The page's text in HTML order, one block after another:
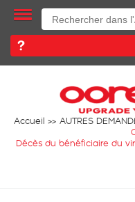
Accueil
AUTRES
Décès du bénéficiaire du